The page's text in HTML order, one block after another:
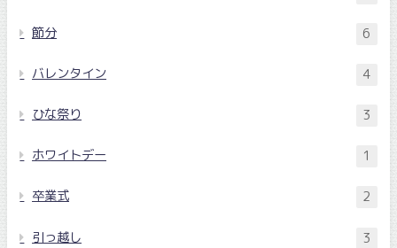
節分 6
バレンタイン 4
ひな祭り 3
ホワイトデー 1
卒業式 2
引っ越し 3